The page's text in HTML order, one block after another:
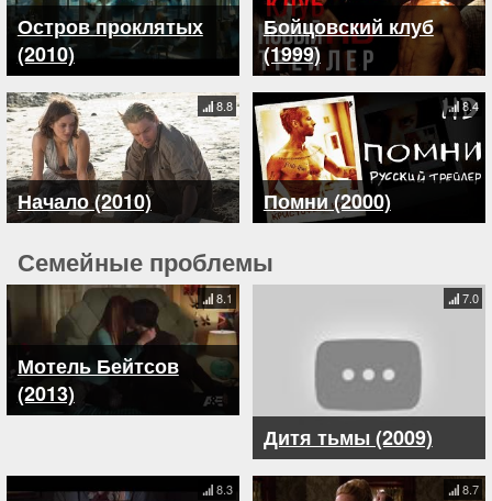
Остров проклятых
(2010)
Бойцовский клуб
(1999)
Начало (2010)
8.8
Помни (2000)
8.4
Семейные проблемы
Мотель Бейтсов
(2013)
8.1
Дитя тьмы (2009)
7.0
8.3 8.7